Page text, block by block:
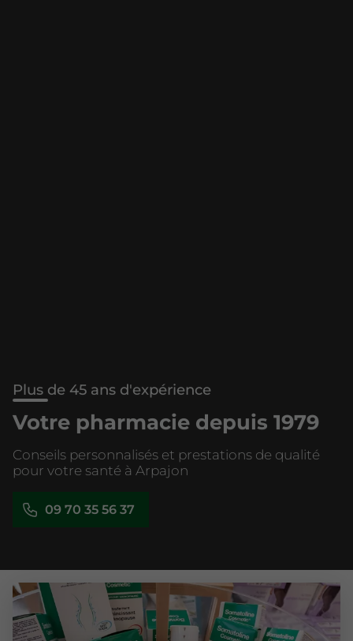
Plus de 45 ans d'expérience
Votre pharmacie depuis 1979
Conseils personnalisés et prestations de qualité
pour votre santé à Arpajon
09 70 35 56 37